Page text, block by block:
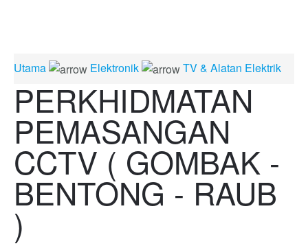
Utama Elektronik TV & Alatan Elektrik
PERKHIDMATAN
PEMASANGAN
CCTV ( GOMBAK -
BENTONG - RAUB
)